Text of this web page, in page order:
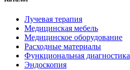
Лучевая терапия
Медицинская мебель
Медицинское оборудование
Расходные материалы
Функциональная диагностика
Эндоскопия